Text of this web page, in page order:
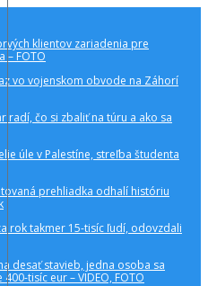
klientov zariadenia pre
– FOTO
vo vojenskom obvode na Záhorí
radí, čo si zbaliť na túru a ako sa
úle v Palestíne, streľba študenta
prehliadka odhalí históriu
rok takmer 15-tisíc ľudí, odovzdali
desať stavieb, jedna osoba sa
tisíc eur – VIDEO, FOTO